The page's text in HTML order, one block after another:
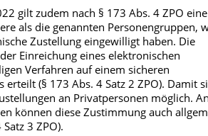
gilt zudem nach § 173 Abs. 4 ZPO eine
als die genannten Personengruppen,
Zustellung eingewilligt haben. Die
Einreichung eines elektronischen
Verfahren auf einem sicheren
erteilt (§ 173 Abs. 4 Satz 2 ZPO). Damit
an Privatpersonen möglich.
können diese Zustimmung auch
3 ZPO).